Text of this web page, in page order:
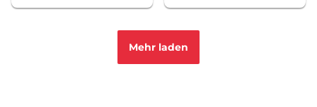
Mehr laden